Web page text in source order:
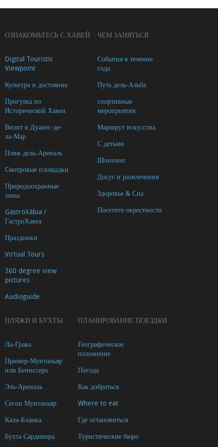
ОЗНАКОМЬТЕСЬ С ХАВЕЙ
Digital Touristic
Viewpoint
Культура и достояние
Прогулка по
Исторической Хавеи
Визит в Дуанес-де-
ла-Мар
Пляж дель-Ареналь
Cмотровые площадки
Природоохранные
зоны
GastroXàbia /
ГастроХавеа
Праздники
Virtual Tours
360 degree view
pictures
Audioguide
ЧЕМ ЗАНЯТЬСЯ
События в течение
года
Путь дель-Альба
спортивные
мероприятия
Маршрут искусства
С детьми
Шоппинг
Досуг и развлечения
Здоровье & Спа
Посетите окрестности
ПЛЯЖИ И БУХТЫ
Ла-Грава
Пример-Мунтаньяр
или Бениссеро
Эль-Ареналь
Сегон Мунтаньяр
Кала-Бланка
Бухта Сардинера
ПЛАНИРОВАНИЕ ПОЕЗДКИ
Географическое
положение
Погода
Как добраться
Where to eat
Где остановиться
Туристические бюро